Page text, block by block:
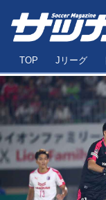
TOP Jリーグ